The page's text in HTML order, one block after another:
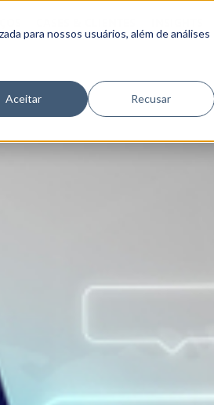
para nossos usuários, além de análises
Aceitar Recusar